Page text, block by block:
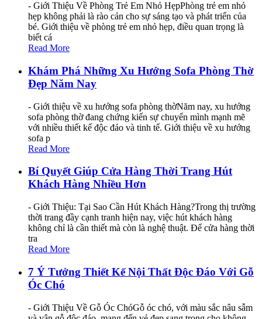
- Giới Thiệu Về Phòng Trẻ Em Nhỏ HẹpPhòng trẻ em nhỏ
hẹp không phải là rào cản cho sự sáng tạo và phát triển của
bé. Giới thiệu về phòng trẻ em nhỏ hẹp, điều quan trọng là
biết cá
Read More
Khám Phá Những Xu Hướng Sofa Phòng Thờ
Đẹp Năm Nay
- Giới thiệu về xu hướng sofa phòng thờNăm nay, xu hướng
sofa phòng thờ đang chứng kiến sự chuyển mình mạnh mẽ
với nhiều thiết kế độc đáo và tinh tế. Giới thiệu về xu hướng
sofa p
Read More
Bí Quyết Giúp Cửa Hàng Thời Trang Hút
Khách Hàng Nhiều Hơn
- Giới Thiệu: Tại Sao Cần Hút Khách Hàng?Trong thị trường
thời trang đầy cạnh tranh hiện nay, việc hút khách hàng
không chỉ là cần thiết mà còn là nghệ thuật. Để cửa hàng thời
tra
Read More
7 Ý Tưởng Thiết Kế Nội Thất Độc Đáo Với Gỗ
Óc Chó
- Giới Thiệu Về Gỗ Óc ChóGỗ óc chó, với màu sắc nâu sẫm